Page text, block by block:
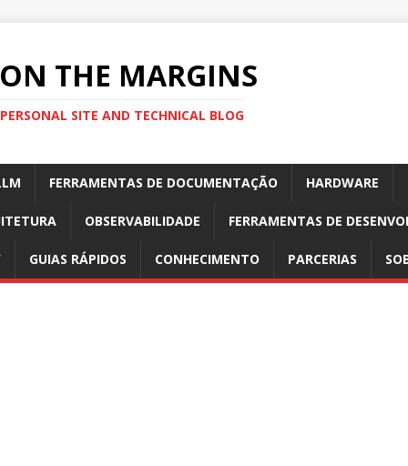
THE MARGINS
SITE AND TECHNICAL BLOG
FERRAMENTAS DE DOCUMENTAÇÃO HARDWARE
OBSERVABILIDADE FERRAMENTAS DE
GUIAS RÁPIDOS CONHECIMENTO PARCERIAS